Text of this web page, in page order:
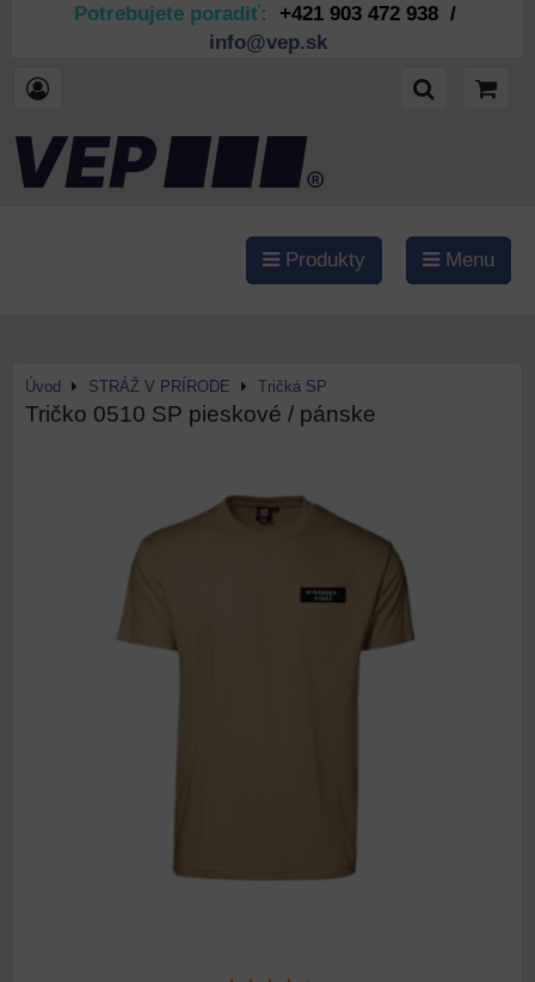
Potrebujete poradiť: +421 903 472 938 /
info@vep.sk
Produkty Menu
Úvod STRÁŽ V PRÍRODE Tričká SP
Tričko 0510 SP pieskové / pánske